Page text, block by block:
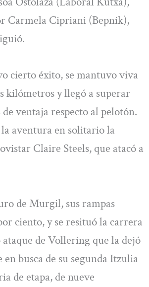
Carmela Cipriani (Bepnik),
cierto éxito, se mantuvo viva
kilómetros y llegó a superar
ventaja respecto al pelotón.
aventura en solitario la
Claire Steels, que atacó a
de Murgil, sus rampas
ciento, y se resituó la carrera
ataque de Vollering que la dejó
busca de su segunda Itzulia
de etapa, de nueve